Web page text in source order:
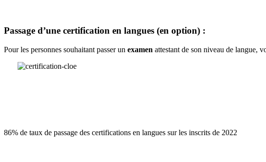
Passage d’une certification en langues (en option) :
Pour les personnes souhaitant passer un examen attestant de son niveau de langue,
86% de taux de passage des certifications en langues sur les inscrits de 2022